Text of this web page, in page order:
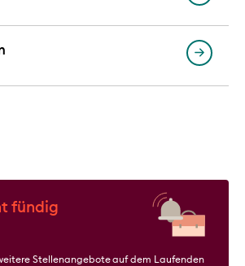
fündig
Stellenangebote auf dem Laufenden